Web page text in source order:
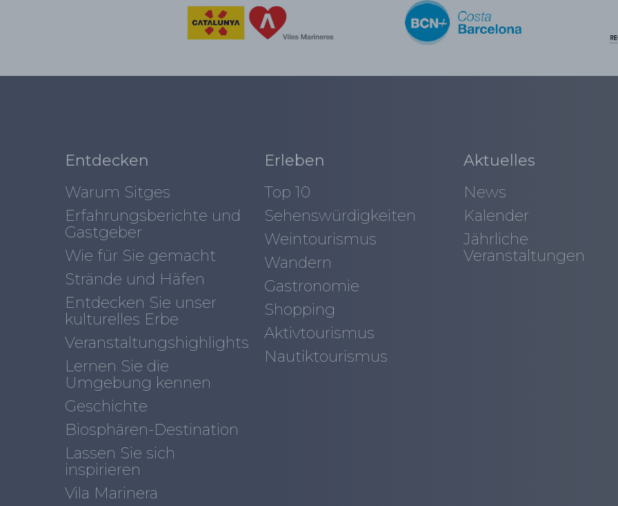
Entdecken
Warum Sitges
Erfahrungsberichte und
Gastgeber
Wie für Sie gemacht
Strände und Häfen
Entdecken Sie unser
kulturelles Erbe
Veranstaltungshighlights
Lernen Sie die
Umgebung kennen
Geschichte
Biosphären-Destination
Lassen Sie sich
inspirieren
Vila Marinera
Erleben
Top 10
Sehenswürdigkeiten
Weintourismus
Wandern
Gastronomie
Shopping
Aktivtourismus
Nautiktourismus
Aktuelles
News
Kalender
Jährliche
Veranstaltungen